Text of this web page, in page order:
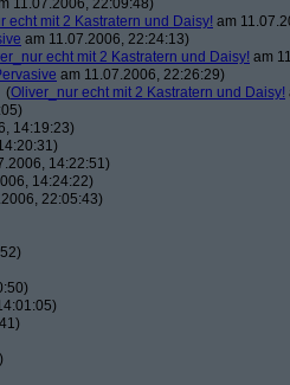
11.07.2006, 22:09:48)
echt mit 2 Kastratern und Daisy! am
am 11.07.2006, 22:24:13)
echt mit 2 Kastratern und Daisy! am
am 11.07.2006, 22:26:29)
(Oliver_nur echt mit 2 Kastratern und Daisy!
14:19:23)
14:22:51)
14:24:22)
22:05:43)